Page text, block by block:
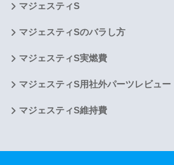
マジェスティS
マジェスティSのバラし方
マジェスティS実燃費
マジェスティS用社外パーツレビュー
マジェスティS維持費